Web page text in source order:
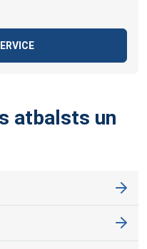
atbalsts un